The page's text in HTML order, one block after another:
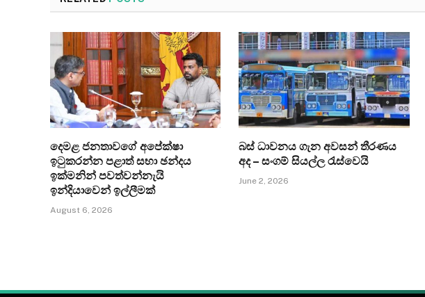
දෙමළ ජනතාවගේ අපේක්ෂා
ඉටුකරන්න පළාත් සභා ඡන්දය
ඉක්මනින් පවත්වන්නැයි
ඉන්දියාවෙන් ඉල්ලීමක්
August 6, 2026
බස් ධාවනය ගැන අවසන් තීරණය
අද – සංගම් සියල්ල රැස්වෙයි
June 2, 2026